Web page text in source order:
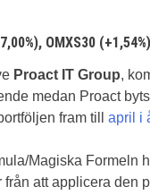
OMXS30 (+1,54%)
Proact IT Group,
medan Proact
fram till april i
Magiska Formeln
att applicera den